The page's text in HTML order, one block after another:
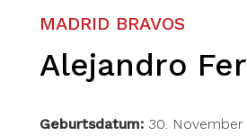
MADRID BRAVOS
Alejandro
Geburtsdatum:30. November